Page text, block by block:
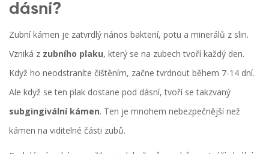
dásní?
Zubní kámen je zatvrdlý nános bakterií, potu a minerálů z slin.
Vzniká z zubního plaku, který se na zubech tvoří každý den.
Když ho neodstraníte čištěním, začne tvrdnout během 7-14 dní.
Ale když se ten plak dostane pod dásní, tvoří se takzvaný
subgingivální kámen. Ten je mnohem nebezpečnější než
kámen na viditelné části zubů.